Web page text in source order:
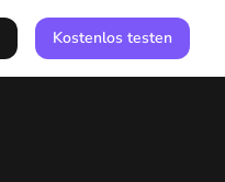
Kostenlos testen